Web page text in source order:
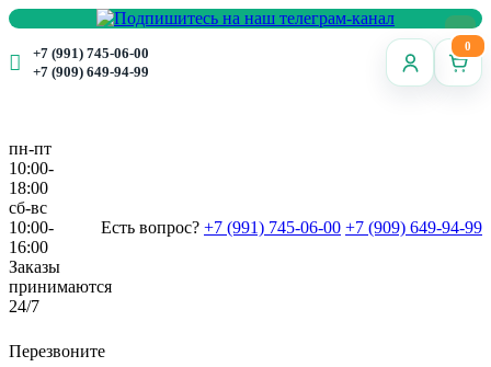
+7 (991) 745-06-00
+7 (909) 649-94-99
0
пн-пт
10:00-
18:00
сб-вс
10:00-
16:00
Заказы
принимаются
24/7
Есть вопрос? +7 (991) 745-06-00 +7 (909) 649-94-99
Перезвоните